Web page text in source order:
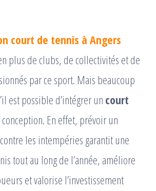
court de tennis à Angers
plus de clubs, de collectivités et de
par ce sport. Mais beaucoup
est possible d’intégrer un court
En effet, prévoir un
les intempéries garantit une
tout au long de l’année, améliore
et valorise l’investissement